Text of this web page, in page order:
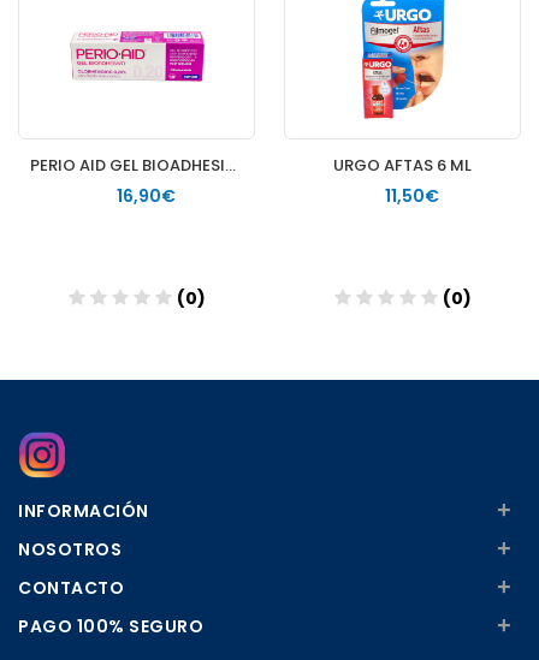
PERIO AID GEL BIOADHESIVO 30 ML
16,90€
(0)
URGO AFTAS 6 ML
11,50€
(0)
INFORMACIÓN +
NOSOTROS +
CONTACTO +
PAGO 100% SEGURO +